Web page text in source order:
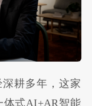
耕多年，这家
体式AI+AR智能